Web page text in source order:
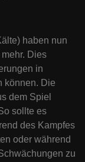
haben nun
Dies
in
können. Die
dem Spiel
sollte es
des Kampfes
oder während
zu